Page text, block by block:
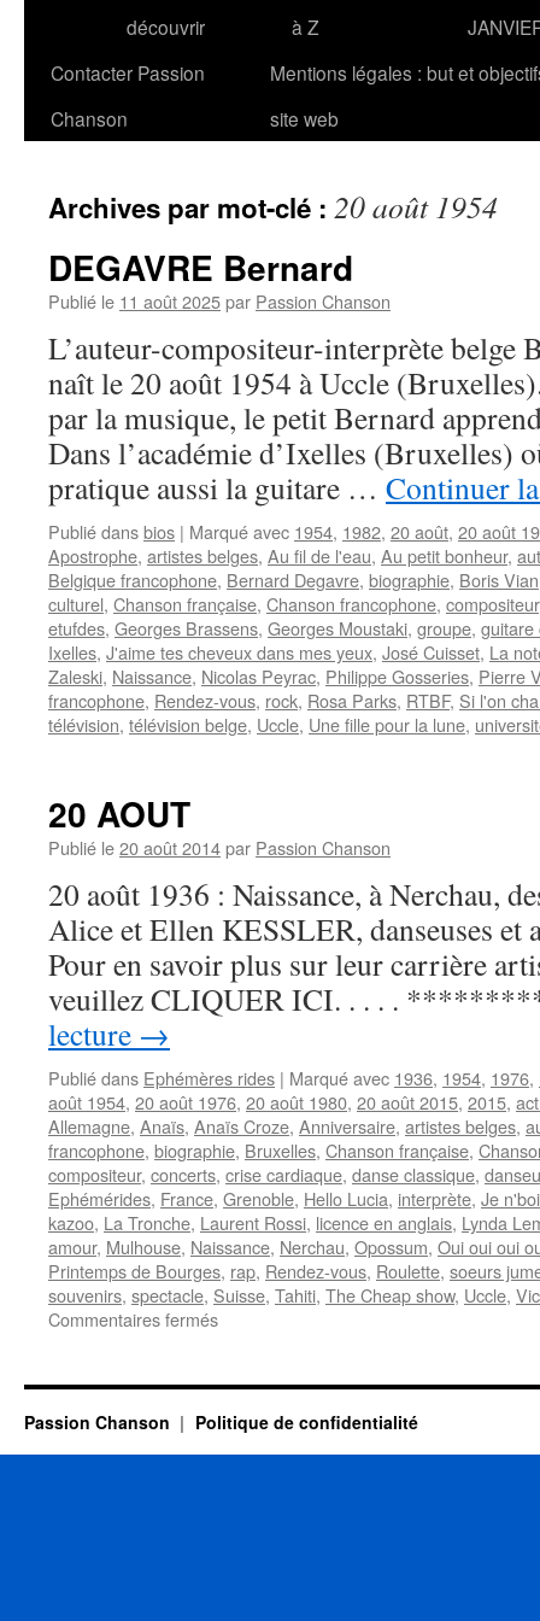
découvrir
à Z
Contacter Passion
Chanson
Mentions légales : but et
site web
Archives par mot-clé : 20 août 1954
DEGAVRE Bernard
Publié le 11 août 2025par Passion Chanson
L’auteur-compositeur-interprète belge
naît le 20 août 1954 à Uccle
par la musique, le petit Bernard
Dans l’académie d’Ixelles (Bruxelles)
pratique aussi la guitare … Continuer
Publié dansbios | Marqué avec 1954, 1982, 20 août, 20 août
Apostrophe, artistes belges, Au fil de l'eau, Au petit bonheur,
Belgique francophone, Bernard Degavre, biographie, Boris Vian
culturel, Chanson française, Chanson francophone, compositeur
etufdes, Georges Brassens, Georges Moustaki, groupe, guitare
Ixelles, J'aime tes cheveux dans mes yeux, José Cuisset, La
Zaleski, Naissance, Nicolas Peyrac, Philippe Gosseries, Pierre
francophone, Rendez-vous, rock, Rosa Parks, RTBF, Si l'on
télévision, télévision belge, Uccle, Une fille pour la lune,
20 AOUT
Publié le20 août 2014par Passion Chanson
20 août 1936 : Naissance, à Nerchau,
Alice et Ellen KESSLER, danseuses et
Pour en savoir plus sur leur carrière
veuillez CLIQUER ICI. . . . .
lecture →
Publié dans Ephémères rides | Marqué avec 1936, 1954, 1976,
août 1954, 20 août 1976, 20 août 1980, 20 août 2015, 2015,
Allemagne, Anaïs, Anaïs Croze, Anniversaire, artistes belges,
francophone, biographie, Bruxelles, Chanson française,
compositeur, concerts, crise cardiaque, danse classique,
Ephémérides, France, Grenoble, Hello Lucia, interprète, Je
kazoo, La Tronche, Laurent Rossi, licence en anglais, Lynda
amour, Mulhouse, Naissance, Nerchau, Opossum, Oui oui oui
Printemps de Bourges, rap, Rendez-vous, Roulette, soeurs
souvenirs, spectacle, Suisse, Tahiti, The Cheap show, Uccle,
Commentaires ferméssur
Passion Chanson Politique de confidentialité